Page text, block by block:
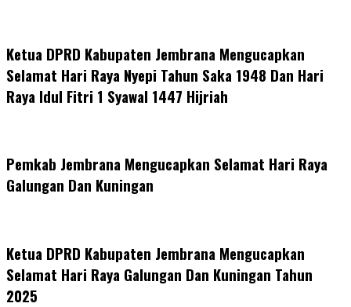
Ketua DPRD Kabupaten Jembrana Mengucapkan
Selamat Hari Raya Nyepi Tahun Saka 1948 Dan Hari
Raya Idul Fitri 1 Syawal 1447 Hijriah
Pemkab Jembrana Mengucapkan Selamat Hari Raya
Galungan Dan Kuningan
Ketua DPRD Kabupaten Jembrana Mengucapkan
Selamat Hari Raya Galungan Dan Kuningan Tahun
2025